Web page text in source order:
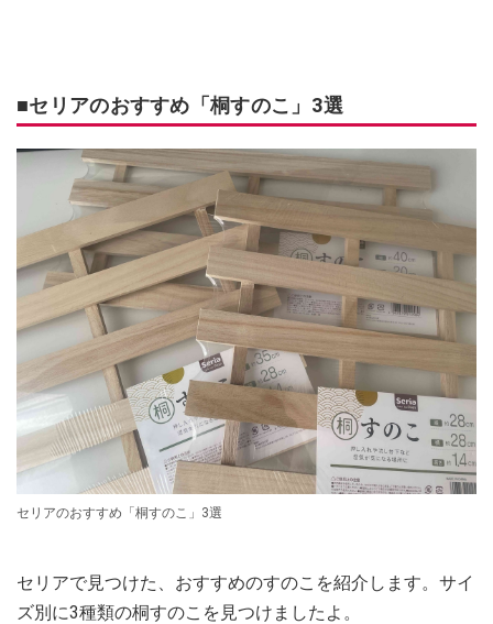
■セリアのおすすめ「桐すのこ」3選
セリアのおすすめ「桐すのこ」3選
セリアで見つけた、おすすめのすのこを紹介します。サイ
ズ別に3種類の桐すのこを見つけましたよ。